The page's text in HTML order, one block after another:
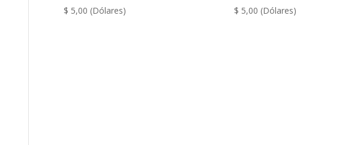
$ 5,00 (Dólares) $ 5,00 (Dólares)